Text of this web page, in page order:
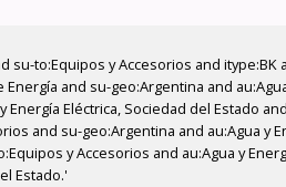
to:Equipos y Accesorios and itype:BK
and su-geo:Argentina and
Eléctrica, Sociedad del Estado
and su-geo:Argentina and au:Agua y
y Accesorios and au:Agua y
Estado.'